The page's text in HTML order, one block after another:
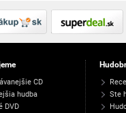
CD
hudba
DVD
Ste